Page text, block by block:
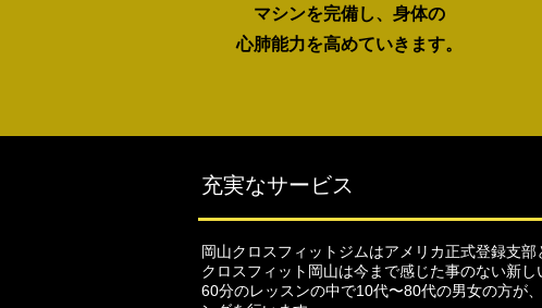
マシンを完備し、身体の
心肺能力を高めて​いきます。
​充実なサービス
岡山クロスフィットジムはアメリカ正式登録支部
クロスフィット岡山は今まで感じた事のない新し
60分のレッスンの中で10代〜80代の男女の方が